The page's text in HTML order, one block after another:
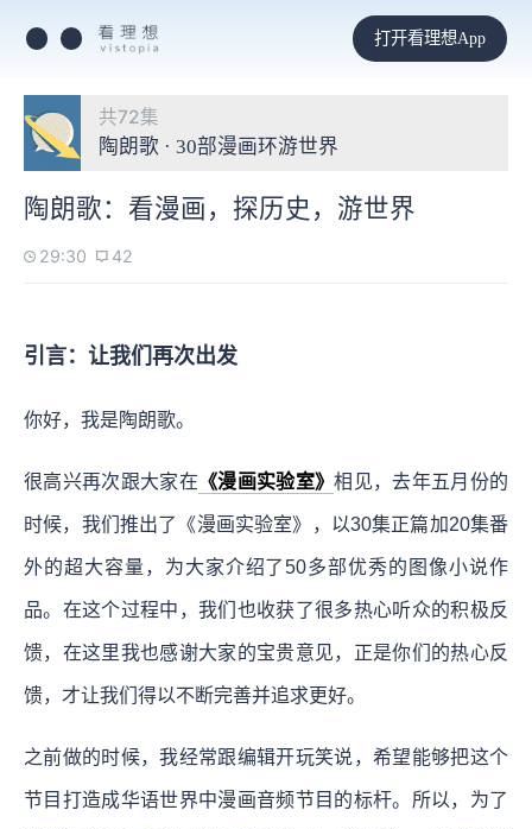
打开看理想App
共72集
陶朗歌 · 30部漫画环游世界
陶朗歌：看漫画，探历史，游世界
29:30 42
引言：让我们再次出发
你好，我是陶朗歌。
很高兴再次跟大家在 《漫画实验室》相见，去年五月份的
时候，我们推出了《漫画实验室》，以30集正篇加20集番
外的超大容量，为大家介绍了50多部优秀的图像小说作
品。在这个过程中，我们也收获了很多热心听众的积极反
馈，在这里我也感谢大家的宝贵意见，正是你们的热心反
馈，才让我们得以不断完善并追求更好。
之前做的时候，我经常跟编辑开玩笑说，希望能够把这个
节目打造成华语世界中漫画音频节目的标杆。所以，为了